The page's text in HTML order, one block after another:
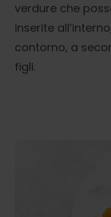
verdure che
inserite
contorno, a
figli.